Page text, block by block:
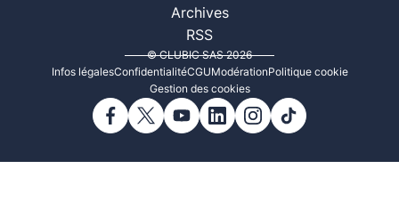
Archives
RSS
© CLUBIC SAS 2026
Infos légalesConfidentialitéCGUModérationPolitique cookie
Gestion des cookies